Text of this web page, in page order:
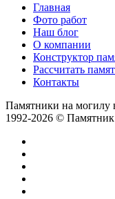
Главная
Фото работ
Наш блог
О компании
Конструктор
Рассчитать
Контакты
Памятники на
1992-2026 ©